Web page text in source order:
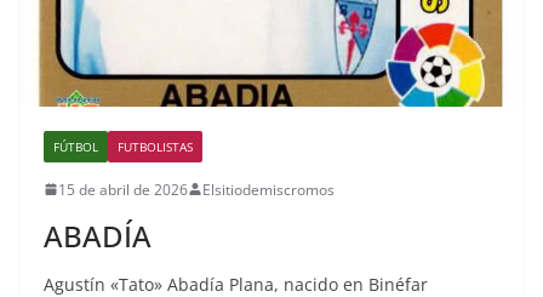
FÚTBOL FUTBOLISTAS
15 de abril de 2026 Elsitiodemiscromos
ABADÍA
Agustín «Tato» Abadía Plana, nacido en Binéfar